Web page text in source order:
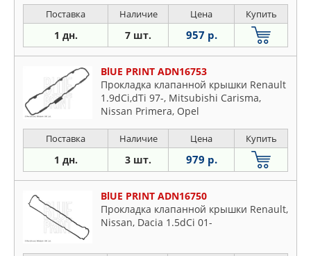
Поставка Наличие Цена Купить
1 дн. 7 шт. 957 р.
BlUE PRINT ADN16753
Прокладка клапанной крышки Renault
1.9dCi,dTi 97-, Mitsubishi Carisma,
Nissan Primera, Opel
Поставка Наличие Цена Купить
1 дн. 3 шт. 979 р.
BlUE PRINT ADN16750
Прокладка клапанной крышки Renault,
Nissan, Dacia 1.5dCi 01-